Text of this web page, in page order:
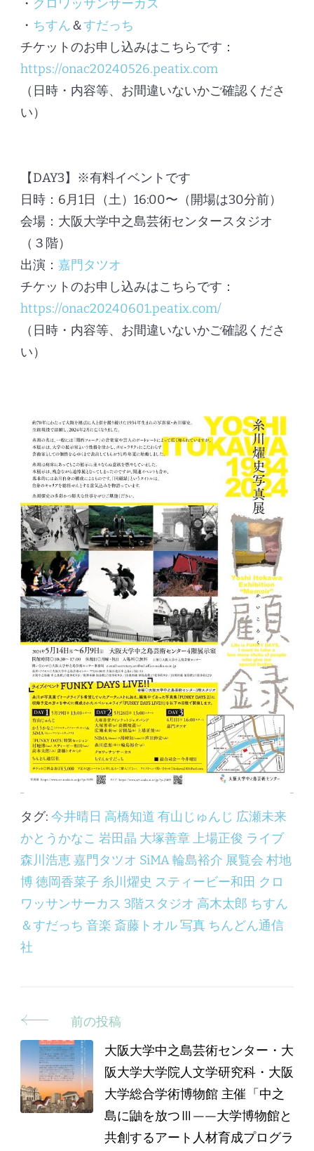
・ クロワッサンサーカス
・ ちすん＆すだっち
チケットのお申し込みはこちらです：
https://onac20240526.peatix.com
（日時・内容等、お間違いないかご確認くださ
い）
【DAY3】※有料イベントです
日時：6月1日（土）16:00〜（開場は30分前）
会場：大阪大学中之島芸術センタースタジオ
（３階）
出演： 嘉門タツオ
チケットのお申し込みはこちらです：
https://onac20240601.peatix.com/
（日時・内容等、お間違いないかご確認くださ
い）
タグ: 今井晴日 高橋知道 有山じゅんじ 広瀬未来
かとうかなこ 岩田晶 大塚善章上場正俊 ライブ
森川浩恵嘉門タツオ SiMA輪島裕介 展覧会 村地
博 徳岡香菜子 糸川燿史 スティービー和田 クロ
ワッサンサーカス 3階スタジオ 高木太郎 ちすん
＆すだっち 音楽 斎藤トオル写真 ちんどん通信
社
投
稿
ナ
ビ
前の投稿
大阪大学中之島芸術センター・大
阪大学大学院人文学研究科・大阪
大学総合学術博物館 主催「中之
島に鼬を放つⅢ——大学博物館と
共創するアート人材育成プログラ